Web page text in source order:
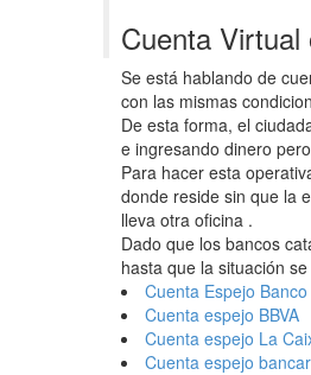
Cuenta
Se está hablando de
con las mismas
De esta forma, el
e ingresando dinero
Para hacer esta
donde reside sin que la
lleva otra oficina .
Dado que los bancos
hasta que la situación
Cuenta Espejo
Cuenta espejo BBVA
Cuenta espejo La
Cuenta espejo